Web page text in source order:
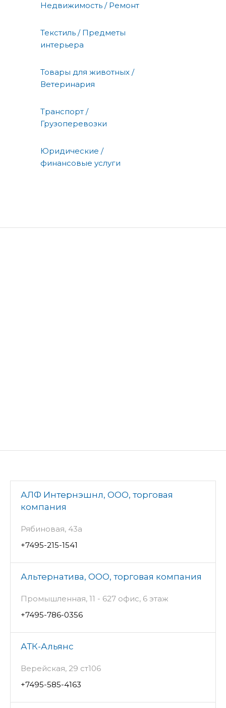
Недвижимость / Ремонт
Текстиль / Предметы
интерьера
Товары для животных /
Ветеринария
Транспорт /
Грузоперевозки
Юридические /
финансовые услуги
АЛФ Интернэшнл, ООО, торговая
компания
Рябиновая, 43а
+7495-215-1541
Альтернатива, ООО, торговая компания
Промышленная, 11 - 627 офис, 6 этаж
+7495-786-0356
АТК-Альянс
Верейская, 29 ст106
+7495-585-4163